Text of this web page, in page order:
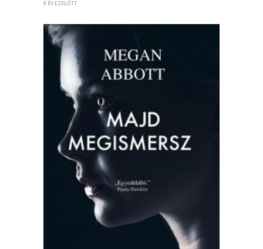
9 ÉV EZELŐTT